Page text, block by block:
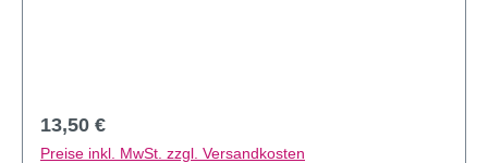
Regulärer Preis:
13,50 €
Preise inkl. MwSt. zzgl. Versandkosten